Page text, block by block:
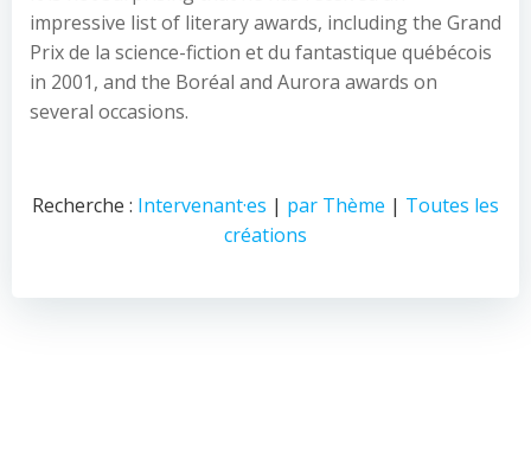
impressive list of literary awards, including the Grand
Prix de la science-fiction et du fantastique québécois
in 2001, and the Boréal and Aurora awards on
several occasions.
Recherche : Intervenant·es | par Thème | Toutes les
créations